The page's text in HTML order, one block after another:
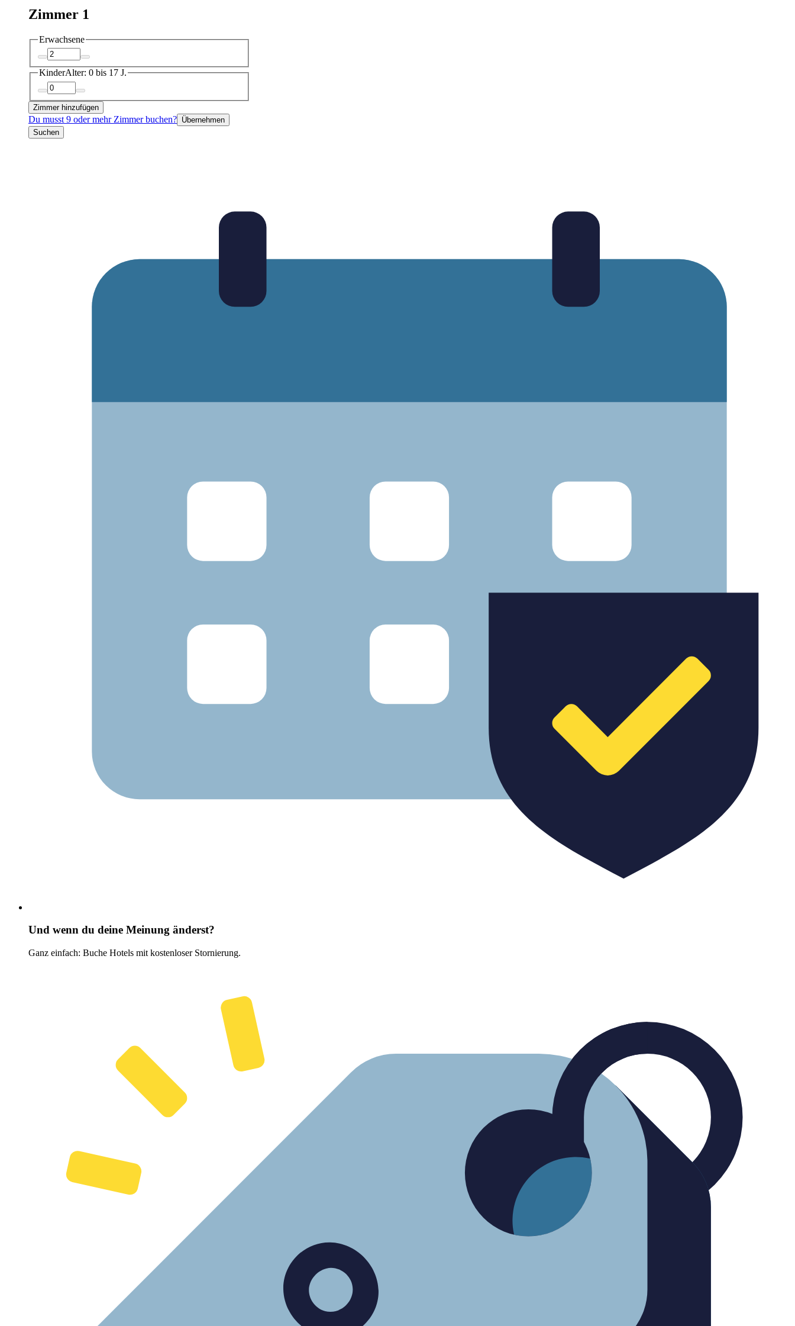
Zimmer 1
Erwachsene
KinderAlter: 0 bis 17 J.
Zimmer hinzufügen
Du musst 9 oder mehr Zimmer buchen? Übernehmen
Suchen
Und wenn du deine Meinung änderst?
Ganz einfach: Buche Hotels mit kostenloser Stornierung.